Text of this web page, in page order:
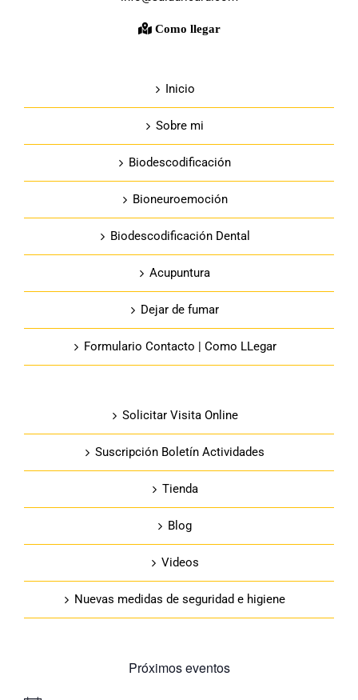
Como llegar
Inicio
Sobre mi
Biodescodificación
Bioneuroemoción
Biodescodificación Dental
Acupuntura
Dejar de fumar
Formulario Contacto | Como LLegar
Solicitar Visita Online
Suscripción Boletín Actividades
Tienda
Blog
Videos
Nuevas medidas de seguridad e higiene
Próximos eventos